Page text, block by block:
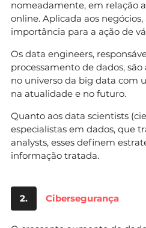
nomeadamente, em relação
online. Aplicada aos
importância para a ação de
Os data engineers,
processamento de dados,
no universo da big data com
na atualidade e no futuro.
Quanto aos data scientists
especialistas em dados, que
analysts, esses definem
informação tratada.
2. Cibersegurança